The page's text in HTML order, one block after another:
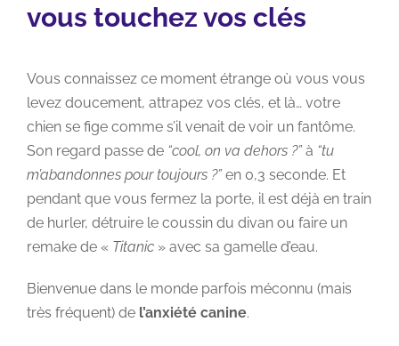
vous touchez vos clés
Vous connaissez ce moment étrange où vous vous
levez doucement, attrapez vos clés, et là… votre
chien se fige comme s’il venait de voir un fantôme.
Son regard passe de “cool, on va dehors ?”à “tu
m’abandonnes pour toujours ?”en 0,3 seconde. Et
pendant que vous fermez la porte, il est déjà en train
de hurler, détruire le coussin du divan ou faire un
remake de « Titanic » avec sa gamelle d’eau.
Bienvenue dans le monde parfois méconnu (mais
très fréquent) de l’anxiété canine.